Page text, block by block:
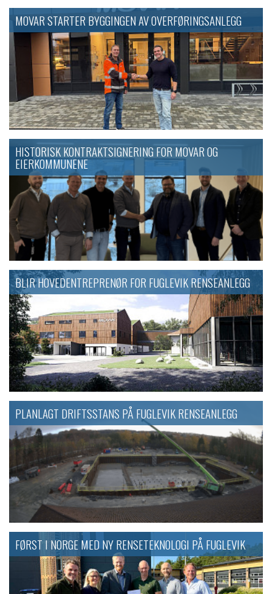
MOVAR STARTER BYGGINGEN AV OVERFØRINGSANLEGG
HISTORISK KONTRAKTSIGNERING FOR MOVAR OG
EIERKOMMUNENE
BLIR HOVEDENTREPRENØR FOR FUGLEVIK RENSEANLEGG
PLANLAGT DRIFTSSTANS PÅ FUGLEVIK RENSEANLEGG
FØRST I NORGE MED NY RENSETEKNOLOGI PÅ FUGLEVIK